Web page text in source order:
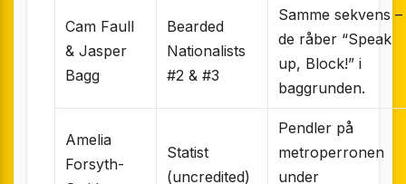
Cam Faull
& Jasper
Bagg
Bearded
Nationalists
#2 & #3
Samme sekvens –
de råber “Speak
up, Block!” i
baggrunden.
Amelia
Forsyth-
Statist
(uncredited)
Pendler på
metroperronen
under